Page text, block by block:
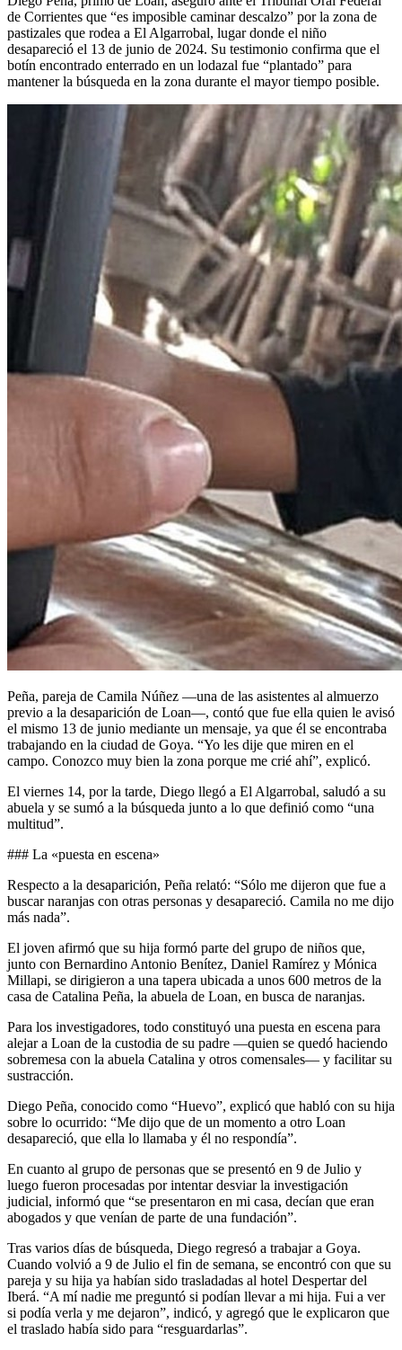
de Corrientes que “es imposible caminar descalzo” por la zona de
pastizales que rodea a El Algarrobal, lugar donde el niño
desapareció el 13 de junio de 2024. Su testimonio confirma que el
botín encontrado enterrado en un lodazal fue “plantado” para
mantener la búsqueda en la zona durante el mayor tiempo posible.
Peña, pareja de Camila Núñez —una de las asistentes al almuerzo
previo a la desaparición de Loan—, contó que fue ella quien le avisó
el mismo 13 de junio mediante un mensaje, ya que él se encontraba
trabajando en la ciudad de Goya. “Yo les dije que miren en el
campo. Conozco muy bien la zona porque me crié ahí”, explicó.
El viernes 14, por la tarde, Diego llegó a El Algarrobal, saludó a su
abuela y se sumó a la búsqueda junto a lo que definió como “una
multitud”.
### La «puesta en escena»
Respecto a la desaparición, Peña relató: “Sólo me dijeron que fue a
buscar naranjas con otras personas y desapareció. Camila no me dijo
más nada”.
El joven afirmó que su hija formó parte del grupo de niños que,
junto con Bernardino Antonio Benítez, Daniel Ramírez y Mónica
Millapi, se dirigieron a una tapera ubicada a unos 600 metros de la
casa de Catalina Peña, la abuela de Loan, en busca de naranjas.
Para los investigadores, todo constituyó una puesta en escena para
alejar a Loan de la custodia de su padre —quien se quedó haciendo
sobremesa con la abuela Catalina y otros comensales— y facilitar su
sustracción.
Diego Peña, conocido como “Huevo”, explicó que habló con su hija
sobre lo ocurrido: “Me dijo que de un momento a otro Loan
desapareció, que ella lo llamaba y él no respondía”.
En cuanto al grupo de personas que se presentó en 9 de Julio y
luego fueron procesadas por intentar desviar la investigación
judicial, informó que “se presentaron en mi casa, decían que eran
abogados y que venían de parte de una fundación”.
Tras varios días de búsqueda, Diego regresó a trabajar a Goya.
Cuando volvió a 9 de Julio el fin de semana, se encontró con que su
pareja y su hija ya habían sido trasladadas al hotel Despertar del
Iberá. “A mí nadie me preguntó si podían llevar a mi hija. Fui a ver
si podía verla y me dejaron”, indicó, y agregó que le explicaron que
el traslado había sido para “resguardarlas”.